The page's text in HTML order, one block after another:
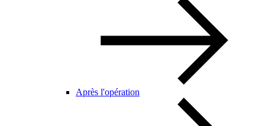
Après l'opération